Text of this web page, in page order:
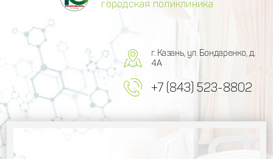
городская поликлиника
г. Казань, ул. Бондаренко, д.
4А
+7 (843) 523-8802